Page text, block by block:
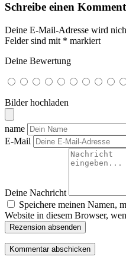
Schreibe einen
Deine E-Mail-Adresse wird
Felder sind mit * markiert
Deine Bewertung
Bilder hochladen
name
E-Mail
Deine Nachricht
Speichere meinen Namen,
Website in diesem Browser,
Rezension absenden